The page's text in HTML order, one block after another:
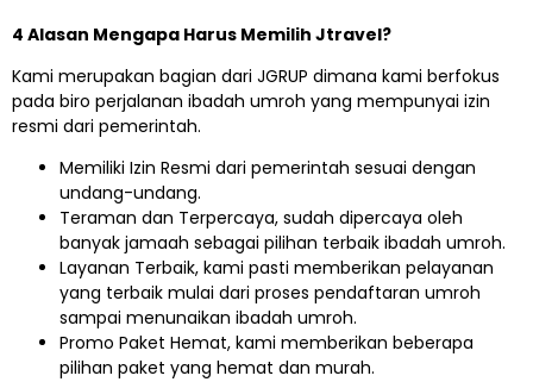
4 Alasan Mengapa Harus Memilih Jtravel?
Kami merupakan bagian dari JGRUP dimana kami berfokus
pada biro perjalanan ibadah umroh yang mempunyai izin
resmi dari pemerintah.
Memiliki Izin Resmi dari pemerintah sesuai dengan
undang-undang.
Teraman dan Terpercaya, sudah dipercaya oleh
banyak jamaah sebagai pilihan terbaik ibadah umroh.
Layanan Terbaik, kami pasti memberikan pelayanan
yang terbaik mulai dari proses pendaftaran umroh
sampai menunaikan ibadah umroh.
Promo Paket Hemat, kami memberikan beberapa
pilihan paket yang hemat dan murah.